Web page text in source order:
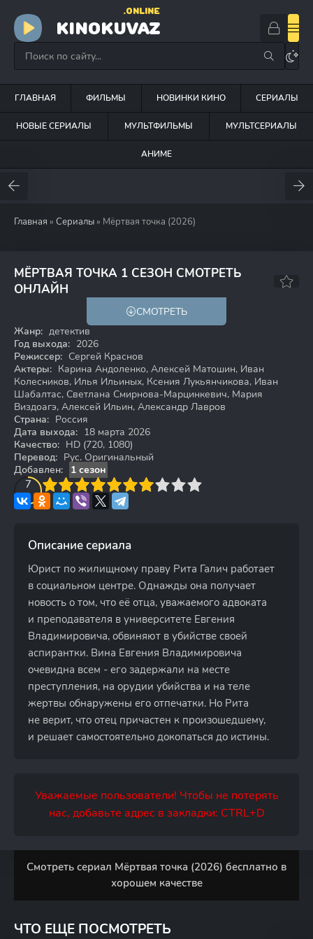
KINOKUVAZ
.ONLINE
ГЛАВНАЯ ФИЛЬМЫ НОВИНКИ КИНО СЕРИАЛЫ
НОВЫЕ СЕРИАЛЫ МУЛЬТФИЛЬМЫ МУЛЬТСЕРИАЛЫ
АНИМЕ
Главная » Сериалы » Мёртвая точка (2026)
МЁРТВАЯ ТОЧКА 1 СЕЗОН СМОТРЕТЬ
ОНЛАЙН
СМОТРЕТЬ
Жанр: детектив
Год выхода: 2026
Режиссер: Сергей Краснов
Актеры: Карина Андоленко, Алексей Матошин, Иван
Колесников, Илья Ильиных, Ксения Лукьянчикова, Иван
Шабалтас, Светлана Смирнова-Марцинкевич, Мария
Виздоагэ, Алексей Ильин, Александр Лавров
Страна: Россия
Дата выхода: 18 марта 2026
Качество: HD (720, 1080)
Перевод: Рус. Оригинальный
Добавлен:
1 сезон
7
4 5 6 7 8 9 10
Описание сериала
Юрист по жилищному праву Рита Галич работает
в социальном центре. Однажды она получает
новость о том, что её отца, уважаемого адвоката
и преподавателя в университете Евгения
Владимировича, обвиняют в убийстве своей
аспирантки. Вина Евгения Владимировича
очевидна всем - его задержали на месте
преступления, на орудии убийства и на теле
жертвы обнаружены его отпечатки. Но Рита
не верит, что отец причастен к произошедшему,
и решает самостоятельно докопаться до истины.
Уважаемые пользователи! Чтобы не потерять
нас, добавьте адрес в закладки: CTRL+D
Смотреть сериал Мёртвая точка (2026) бесплатно в
хорошем качестве
ЧТО ЕЩЕ ПОСМОТРЕТЬ